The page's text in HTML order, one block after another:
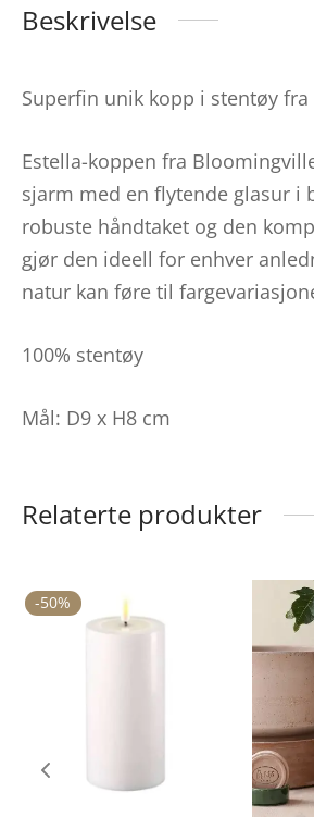
Beskrivelse
Superfin unik kopp i stentøy
Estella-koppen fra
sjarm med en flytende glasur i
robuste håndtaket og den
gjør den ideell for enhver
natur kan føre til
100% stentøy
Mål: D9 x H8 cm
Relaterte produkter
-50%